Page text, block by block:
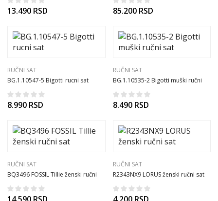
13.490 RSD 85.200 RSD
RUČNI SAT
BG.1.10547-5 Bigotti rucni sat
8.990 RSD
RUČNI SAT
BG.1.10535-2 Bigotti muški ručni
sat
8.490 RSD
RUČNI SAT
BQ3496 FOSSIL Tillie ženski ručni
sat
RUČNI SAT
R2343NX9 LORUS ženski ručni sat